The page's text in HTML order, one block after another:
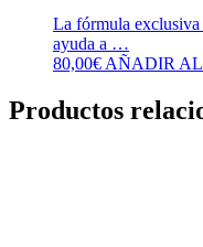
La fórmula
ayuda a …
80,00€ AÑADIR
Productos